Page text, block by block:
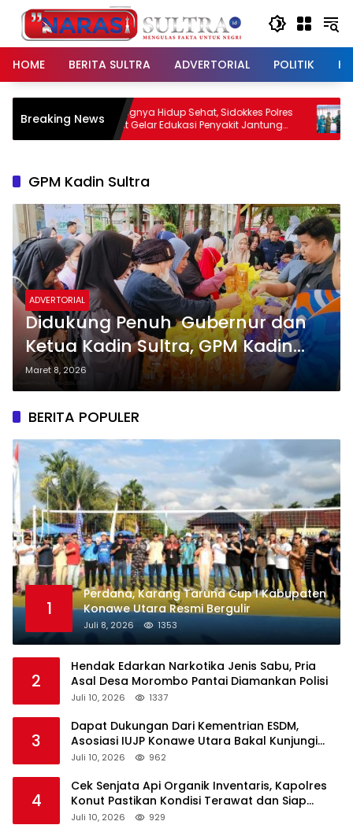
Langsung
konten
HOME
BERITA SULTRA ADVERTORIAL POLITIK
Breaking News
Pentingnya Hidup Sehat, Sidokkes Polres
Konut Gelar Edukasi Penyakit Jantung
Koroner Kepada Personil
Perkuat
Terima
Kendari
GPM Kadin Sultra
ADVERTORIAL
Didukung Penuh Gubernur dan
Ketua Kadin Sultra, GPM Kadin
Sultra Diserbu warga Pomalaa
Maret 8, 2026
BERITA POPULER
1
Perdana, Karang Taruna Cup I Kabupaten
Konawe Utara Resmi Bergulir
Juli 8, 2026 1353
2
Hendak Edarkan Narkotika Jenis Sabu, Pria
Asal Desa Morombo Pantai Diamankan Polisi
Juli 10, 2026 1337
3
Dapat Dukungan Dari Kementrian ESDM,
Asosiasi IUJP Konawe Utara Bakal Kunjungi
Pemegang IUP di Konut
Juli 10, 2026 962
4
Cek Senjata Api Organik Inventaris, Kapolres
Konut Pastikan Kondisi Terawat dan Siap
Digunakan
Juli 10, 2026 929